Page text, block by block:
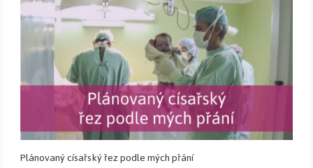
Plánovaný císařský řez podle mých přání